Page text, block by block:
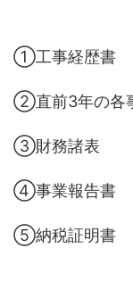
①工事経歴書
②直前3年の各
③財務諸表
④事業報告書 ※
⑤納税証明書